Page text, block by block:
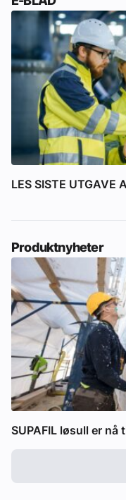
LES SISTE UTGAVE
Produktnyheter
SUPAFIL løsull er nå